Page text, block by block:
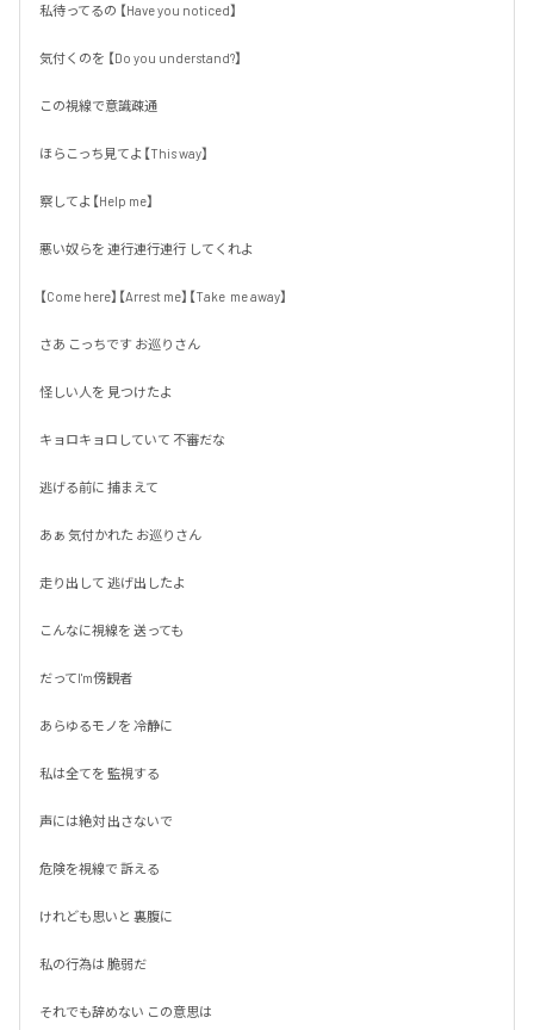
私待ってるの 【Have you noticed】
気付くのを 【Do you understand?】
この視線で意識疎通
ほらこっち見てよ【This way】
察してよ【Help me】
悪い奴らを 連行連行連行 してくれよ
【Come here】【Arrest me】【Take  me away】
さあ こっちです お巡りさん
怪しい人を 見つけたよ
キョロキョロしていて 不審だな
逃げる前に 捕まえて
あぁ 気付かれた お巡りさん
走り出して 逃げ出したよ
こんなに視線を 送っても
だってI'm傍観者
あらゆるモノを 冷静に
私は全てを 監視する
声には絶対 出さないで
危険を視線で 訴える
けれども思いと 裏腹に
私の行為は 脆弱だ
それでも辞めない この意思は